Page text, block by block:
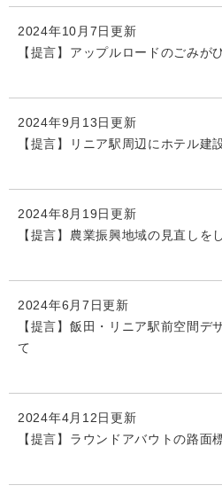
2024年10月7日更新
【提言】アップルロードのごみが
2024年9月13日更新
【提言】リニア駅周辺にホテル建
2024年8月19日更新
【提言】農業振興地域の見直しを
2024年6月7日更新
【提言】飯田・リニア駅前空間
て
2024年4月12日更新
【提言】ラウンドアバウトの路面